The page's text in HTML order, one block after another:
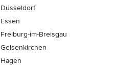
Düsseldorf
Essen
Freiburg-im-Breisgau
Gelsenkirchen
Hagen